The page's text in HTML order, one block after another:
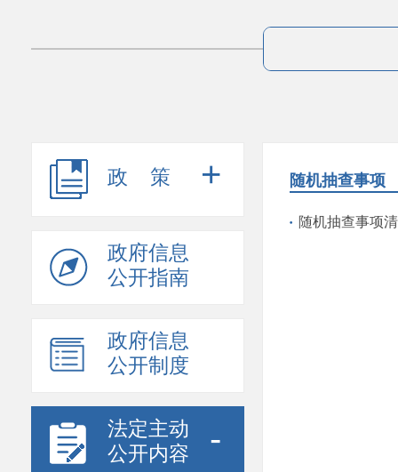
政策 +
政府信息
公开指南
政府信息
公开制度
法定主动
公开内容
-
随机抽查事项
随机抽查事项